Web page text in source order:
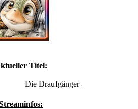
Titel:
Die Draufgänger - Gianna